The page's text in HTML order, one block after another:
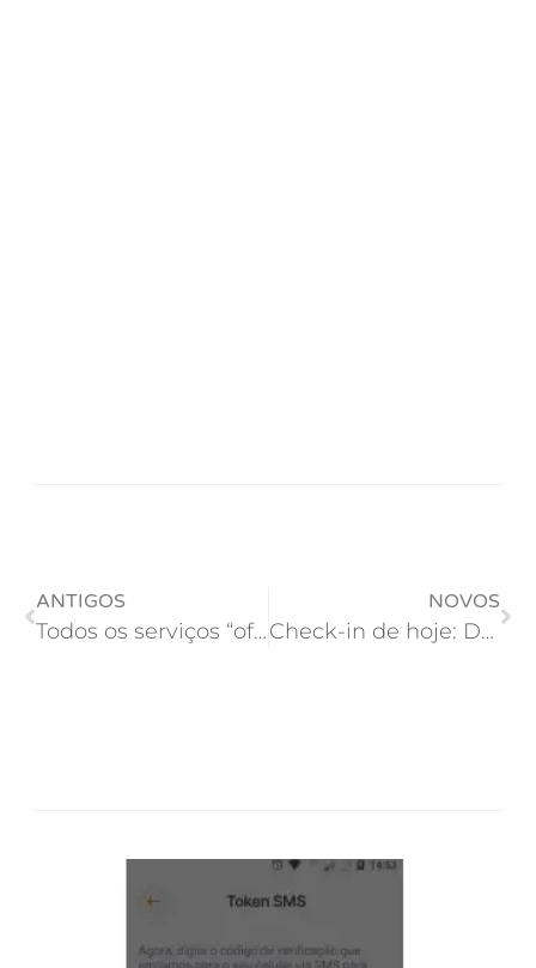
ANTIGOS
Todos os serviços “offline” durante 3h no dia 06/12/2011
NOVOS
Check-in de hoje: Desabamento no RJ